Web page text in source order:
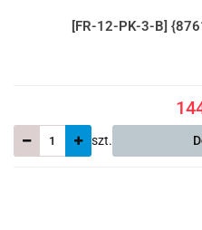
[FR-12-PK-3-B]
szt.